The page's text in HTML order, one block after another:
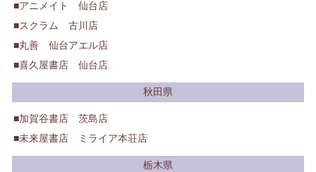
アニメイト 仙台店
スクラム 古川店
丸善 仙台アエル店
喜久屋書店 仙台店
秋田県
加賀谷書店 茨島店
未来屋書店 ミライア本荘店
栃木県